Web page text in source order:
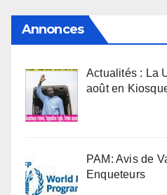
Annonces
Actualités : La
août en
PAM: Avis de
Enqueteurs